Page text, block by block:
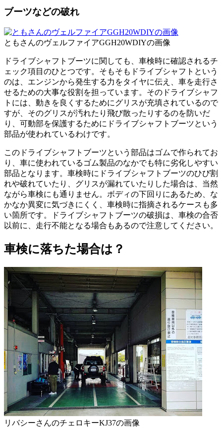
ブーツなどの破れ
ともさんのヴェルファイアGGH20WDIYの画像
ドライブシャフトブーツに関しても、車検時に確認されるチ
ェック項目のひとつです。そもそもドライブシャフトという
のは、エンジンから発生する力をタイヤに伝え、車を走行さ
せるための大事な役割を担っています。そのドライブシャフ
トには、動きを良くするためにグリスが充填されているので
すが、そのグリスが汚れたり飛び散ったりするのを防いだ
り、可動部を保護するためにドライブシャフトブーツという
部品が使われているわけです。
このドライブシャフトブーツという部品はゴムで作られてお
り、車に使われているゴム製品のなかでも特に劣化しやすい
部品となります。車検時にドライブシャフトブーツのひび割
れや破れていたり、グリスが漏れていたりした場合は、当然
ながら車検にも通りません。ボディの下回りにあるため、な
かなか異変に気づきにくく、車検時に指摘されるケースも多
い箇所です。ドライブシャフトブーツの破損は、車検の合否
以前に、走行不能となる場合もあるので注意してください。
車検に落ちた場合は？
リバシーさんのチェロキーKJ37の画像